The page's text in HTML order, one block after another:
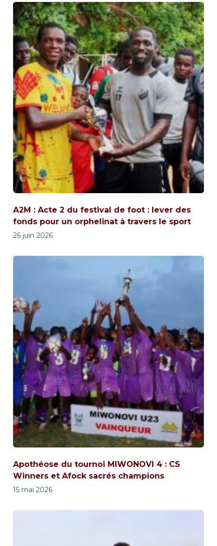
A2M : Acte 2 du festival de foot : lever des
fonds pour un orphelinat à travers le sport
26 juin 2026
Apothéose du tournoi MIWONOVI 4 : CS
Winners et Afock sacrés champions
15 mai 2026